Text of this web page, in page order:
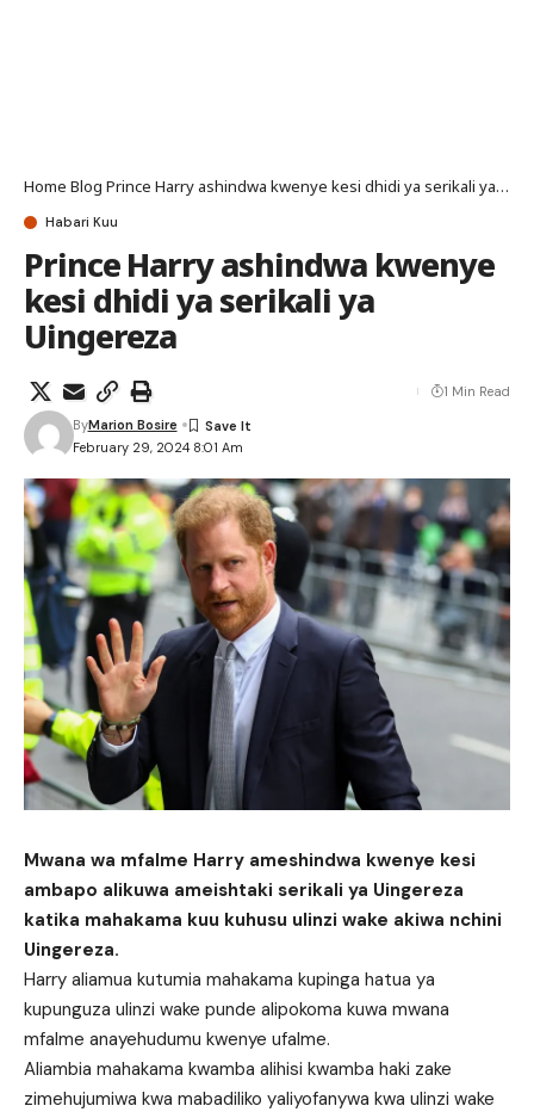
Home Blog Prince Harry ashindwa kwenye kesi dhidi ya serikali ya Uingereza
Habari Kuu
Prince Harry ashindwa kwenye
kesi dhidi ya serikali ya
Uingereza
February 29, 2024 8:01 Am
ByMarion Bosire
1 Min Read
Mwana wa mfalme Harry ameshindwa kwenye kesi
ambapo alikuwa ameishtaki serikali ya Uingereza
katika mahakama kuu kuhusu ulinzi wake akiwa nchini
Uingereza.
Harry aliamua kutumia mahakama kupinga hatua ya
kupunguza ulinzi wake punde alipokoma kuwa mwana
mfalme anayehudumu kwenye ufalme.
Aliambia mahakama kwamba alihisi kwamba haki zake
zimehujumiwa kwa mabadiliko yaliyofanywa kwa ulinzi wake